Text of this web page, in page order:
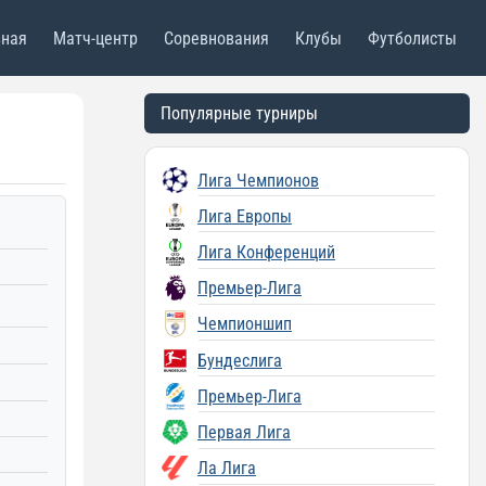
Матч-центр Соревнования Клубы Футболисты
Популярные турниры
Лига Чемпионов
Лига Европы
Лига Конференций
Премьер-Лига
Чемпионшип
Бундеслига
Премьер-Лига
Первая Лига
Ла Лига